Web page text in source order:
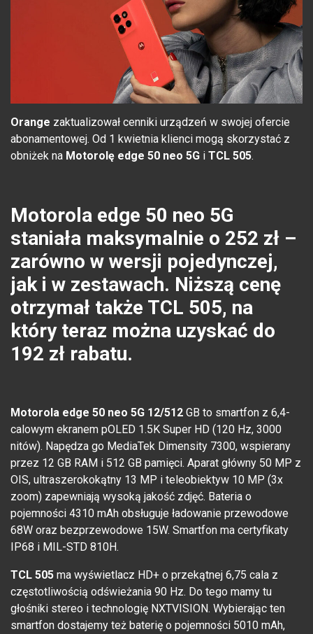
Orange zaktualizował cenniki urządzeń w swojej ofercie
abonamentowej. Od 1 kwietnia klienci mogą skorzystać z
obniżek na Motorolę edge 50 neo 5G i TCL 505.
Motorola edge 50 neo 5G
staniała maksymalnie o 252 zł –
zarówno w wersji pojedynczej,
jak i w zestawach. Niższą cenę
otrzymał także TCL 505, na
który teraz można uzyskać do
192 zł rabatu.
Motorola edge 50 neo 5G 12/512 GB to smartfon z 6,4-
calowym ekranem pOLED 1.5K Super HD (120 Hz, 3000
nitów). Napędza go MediaTek Dimensity 7300, wspierany
przez 12 GB RAM i 512 GB pamięci. Aparat główny 50 MP z
OIS, ultraszerokokątny 13 MP i teleobiektyw 10 MP (3x
zoom) zapewniają wysoką jakość zdjęć. Bateria o
pojemności 4310 mAh obsługuje ładowanie przewodowe
68W oraz bezprzewodowe 15W. Smartfon ma certyfikaty
IP68 i MIL-STD 810H.
TCL 505 ma wyświetlacz HD+ o przekątnej 6,75 cala z
częstotliwością odświeżania 90 Hz. Do tego mamy tu
głośniki stereo i technologię NXTVISION. Wybierając ten
smartfon dostajemy też baterię o pojemności 5010 mAh,